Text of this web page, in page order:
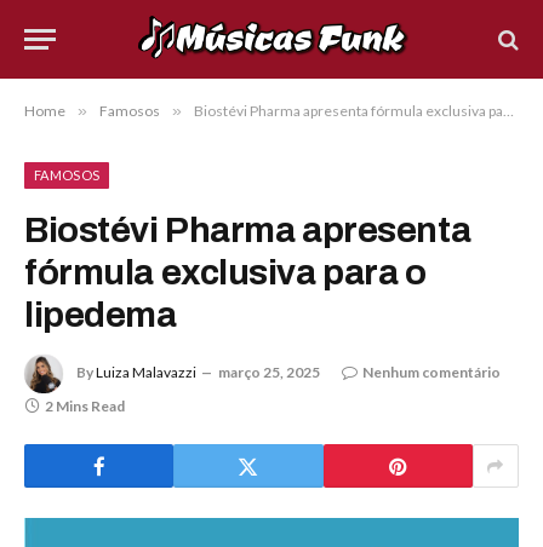
Home » Famosos » Biostévi Pharma apresenta fórmula exclusiva para o lipedema
FAMOSOS
Biostévi Pharma apresenta
fórmula exclusiva para o
lipedema
ByLuiza Malavazzi março 25, 2025
Nenhum comentário
2 Mins Read